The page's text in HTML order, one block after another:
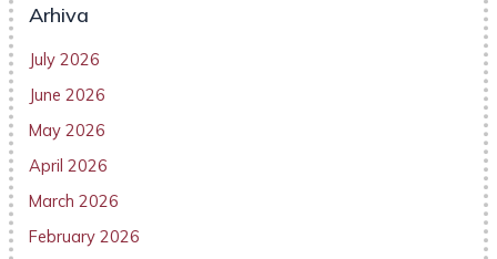
Arhiva
July 2026
June 2026
May 2026
April 2026
March 2026
February 2026